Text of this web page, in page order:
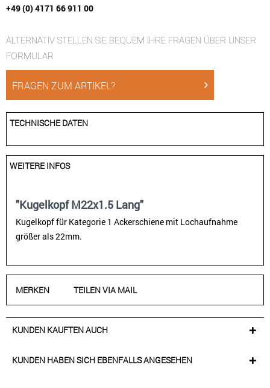
+49 (0) 4171 66 911 00
ALTERNATIV STELLEN SIE BEQUEM IHRE FRAGEN ÜBER UNSER
FORMULAR
FRAGEN ZUM ARTIKEL?
TECHNISCHE DATEN
WEITERE INFOS
"Kugelkopf M22x1.5 Lang"
Kugelkopf für Kategorie 1 Ackerschiene mit Lochaufnahme
größer als 22mm.
MERKEN TEILEN VIA MAIL
KUNDEN KAUFTEN AUCH
KUNDEN HABEN SICH EBENFALLS ANGESEHEN